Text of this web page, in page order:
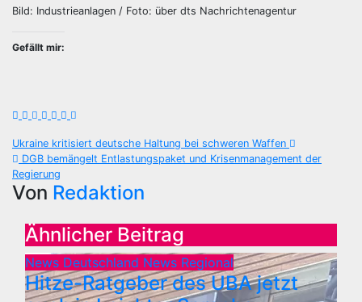
Bild: Industrieanlagen / Foto: über dts Nachrichtenagentur
Gefällt mir:
Beitragsnavigation
Ukraine kritisiert deutsche Haltung bei schweren Waffen
DGB bemängelt Entlastungspaket und Krisenmanagement der
Regierung
Von Redaktion
Ähnlicher Beitrag
News Deutschland News Regional
Hitze-Ratgeber des UBA jetzt